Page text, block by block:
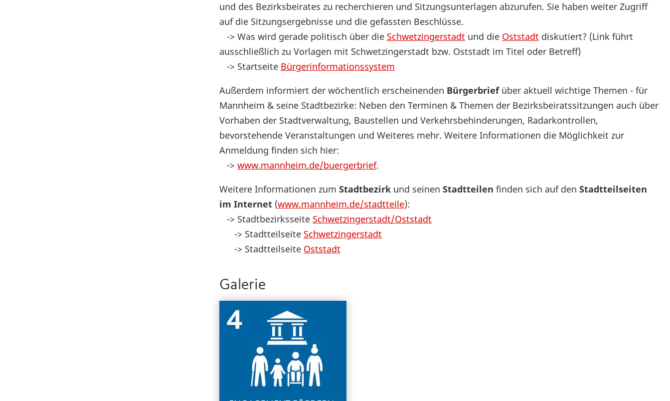
und des Bezirksbeirates zu recherchieren und Sitzungsunterlagen abzurufen. Sie haben weiter Zugriff
auf die Sitzungsergebnisse und die gefassten Beschlüsse.
-> Was wird gerade politisch über die Schwetzingerstadt und die Oststadt diskutiert? (Link führt
ausschließlich zu Vorlagen mit Schwetzingerstadt bzw. Oststadt im Titel oder Betreff)
-> Startseite Bürgerinformationssystem
Außerdem informiert der wöchentlich erscheinenden Bürgerbrief über aktuell wichtige Themen - für
Mannheim & seine Stadtbezirke: Neben den Terminen & Themen der Bezirksbeiratssitzungen auch über
Vorhaben der Stadtverwaltung, Baustellen und Verkehrsbehinderungen, Radarkontrollen,
bevorstehende Veranstaltungen und Weiteres mehr. Weitere Informationen die Möglichkeit zur
Anmeldung finden sich hier:
-> www.mannheim.de/buergerbrief.
Weitere Informationen zum Stadtbezirk und seinen Stadtteilen finden sich auf den Stadtteilseiten
im Internet (www.mannheim.de/stadtteile):
-> Stadtbezirksseite Schwetzingerstadt/Oststadt
-> Stadtteilseite Schwetzingerstadt
-> Stadtteilseite Oststadt
Galerie